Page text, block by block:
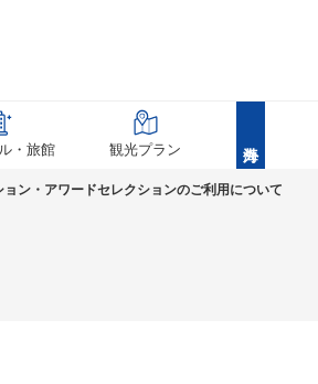
・旅館 観光プラン
ョン・アワードセレクションのご利用について